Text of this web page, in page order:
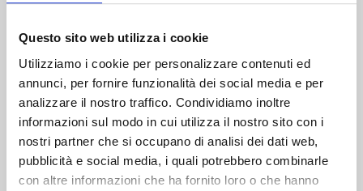
Questo sito web utilizza i cookie
Utilizziamo i cookie per personalizzare contenuti ed
annunci, per fornire funzionalità dei social media e per
analizzare il nostro traffico. Condividiamo inoltre
informazioni sul modo in cui utilizza il nostro sito con i
nostri partner che si occupano di analisi dei dati web,
pubblicità e social media, i quali potrebbero combinarle
con altre informazioni che ha fornito loro o che hanno
Altri volumi della serie